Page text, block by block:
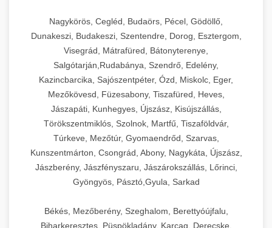
Nagykörös, Cegléd, Budaörs, Pécel, Gödöllő,
Dunakeszi, Budakeszi, Szentendre, Dorog, Esztergom,
Visegrád, Mátrafüred, Bátonyterenye,
Salgótarján,Rudabánya, Szendrő, Edelény,
Kazincbarcika, Sajószentpéter, Ózd, Miskolc, Eger,
Mezőkövesd, Füzesabony, Tiszafüred, Heves,
Jászapáti, Kunhegyes, Újszász, Kisújszállás,
Törökszentmiklós, Szolnok, Martfű, Tiszaföldvár,
Túrkeve, Mezőtúr, Gyomaendrőd, Szarvas,
Kunszentmárton, Csongrád, Abony, Nagykáta, Újszász,
Jászberény, Jászfényszaru, Jászárokszállás, Lőrinci,
Gyöngyös, Pásztó,Gyula, Sarkad
Békés, Mezőberény, Szeghalom, Berettyóújfalu,
Biharkeresztes, Püspökladány, Karcag, Derecske,